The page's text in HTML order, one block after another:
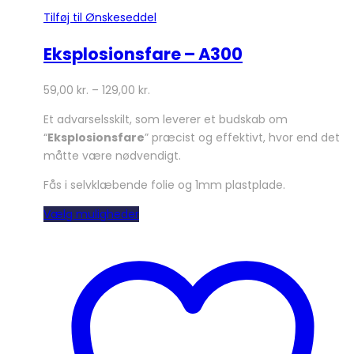
Tilføj til Ønskeseddel
Eksplosionsfare – A300
59,00 kr. – 129,00 kr.
Et advarselsskilt, som leverer et budskab om
“Eksplosionsfare” præcist og effektivt, hvor end det
måtte være nødvendigt.
Fås i selvklæbende folie og 1mm plastplade.
Vælg mulighederDette
flere
varianter.
Mulighederne